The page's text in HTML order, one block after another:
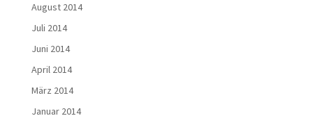
August 2014
Juli 2014
Juni 2014
April 2014
März 2014
Januar 2014